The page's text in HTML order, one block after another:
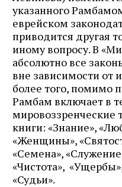
указанного
еврейском
приводится другая
иному вопросу. В
абсолютно все
вне зависимости от
более того, помимо
Рамбам включает в
мировоззренческие
книги: «Знание»,
«Женщины»,
«Семена»,
«Чистота»,
«Судьи».